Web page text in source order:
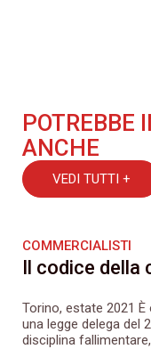
POTREBBE
ANCHE
VEDI TUTTI +
COMMERCIALISTI
Il codice della
Torino, estate 2021
una legge delega del
disciplina